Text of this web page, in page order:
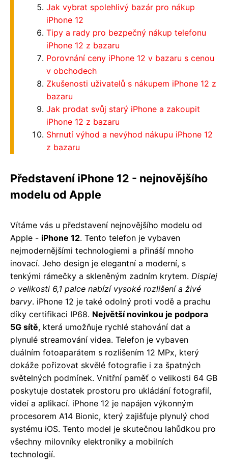
Jak vybrat spolehlivý bazár pro nákup
iPhone 12
Tipy a rady pro bezpečný nákup telefonu
iPhone 12 z bazaru
Porovnání ceny iPhone 12 v bazaru s cenou
v obchodech
Zkušenosti uživatelů s nákupem iPhone 12 z
bazaru
Jak prodat svůj starý iPhone a zakoupit
iPhone 12 z bazaru
Shrnutí výhod a nevýhod nákupu iPhone 12
z bazaru
Představení iPhone 12 - nejnovějšího
modelu od Apple
Vítáme vás u představení nejnovějšího modelu od
Apple - iPhone 12. Tento telefon je vybaven
nejmodernějšími technologiemi a přináší mnoho
inovací. Jeho design je elegantní a moderní, s
tenkými rámečky a skleněným zadním krytem. Displej
o velikosti 6,1 palce nabízí vysoké rozlišení a živé
barvy. iPhone 12 je také odolný proti vodě a prachu
díky certifikaci IP68. Největší novinkou je podpora
5G sítě, která umožňuje rychlé stahování dat a
plynulé streamování videa. Telefon je vybaven
duálním fotoaparátem s rozlišením 12 MPx, který
dokáže pořizovat skvělé fotografie i za špatných
světelných podmínek. Vnitřní paměť o velikosti 64 GB
poskytuje dostatek prostoru pro ukládání fotografií,
videí a aplikací. iPhone 12 je napájen výkonným
procesorem A14 Bionic, který zajišťuje plynulý chod
systému iOS. Tento model je skutečnou lahůdkou pro
všechny milovníky elektroniky a mobilních
technologií.